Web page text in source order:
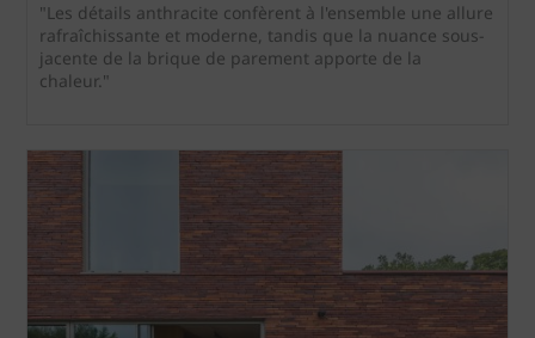
"Les détails anthracite confèrent à l'ensemble une allure
rafraîchissante et moderne, tandis que la nuance sous-
jacente de la brique de parement apporte de la
chaleur."